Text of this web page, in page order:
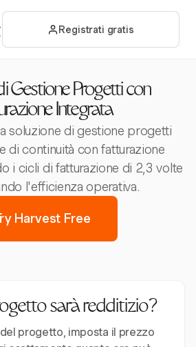
Registrati gratis
Gestione Progetti con
Integrata
soluzione di gestione progetti
di continuità con fatturazione
i cicli di fatturazione di 2,3 volte
l'efficienza operativa.
Harvest Free
sarà redditizio?
progetto, imposta il prezzo